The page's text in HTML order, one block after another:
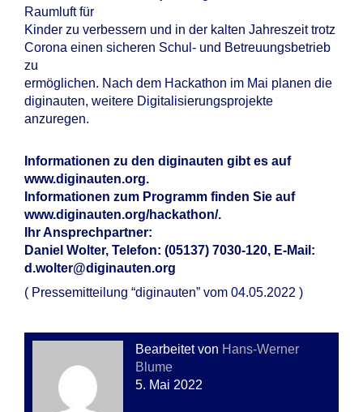
Raumluft für
Kinder zu verbessern und in der kalten Jahreszeit trotz
Corona einen sicheren Schul- und Betreuungsbetrieb
zu
ermöglichen. Nach dem Hackathon im Mai planen die
diginauten, weitere Digitalisierungsprojekte
anzuregen.
Informationen zu den diginauten gibt es auf
www.diginauten.org.
Informationen zum Programm finden Sie auf
www.diginauten.org/hackathon/.
Ihr Ansprechpartner:
Daniel Wolter, Telefon: (05137) 7030-120, E-Mail:
d.wolter@diginauten.org
( Pressemitteilung “diginauten” vom 04.05.2022 )
Bearbeitet von Hans-Werner
Blume
5. Mai 2022